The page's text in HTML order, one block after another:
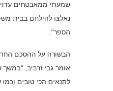
שמעתי ממאבטחים
נאלצו להילחם בבית
הספר".
הבשורה על ההסכם
אומר גבי זרביב, "במשך
לתנאים הכי טובים